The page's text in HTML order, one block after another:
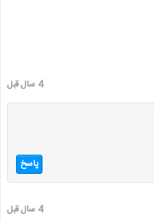
4 سال قبل
پاسخ
4 سال قبل